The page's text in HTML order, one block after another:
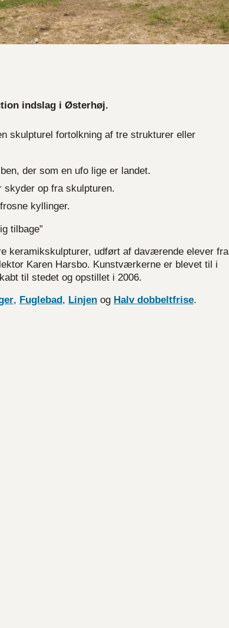
indslag i Østerhøj.
skulpturel fortolkning af tre strukturer eller
der som en ufo lige er landet.
op fra skulpturen.
kyllinger.
tilbage”
keramikskulpturer, udført af daværende elever fra
Karen Harsbo. Kunstværkerne er blevet til i
til stedet og opstillet i 2006.
, Fuglebad, Linjen og Halv dobbeltfrise.